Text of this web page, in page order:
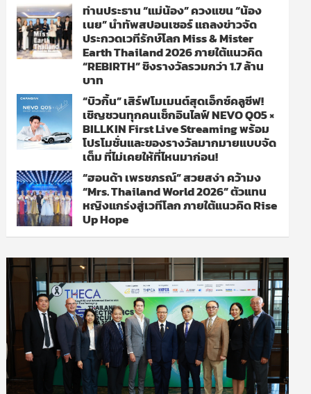
ท่านประธาน “แม่น้อง” ควงแขน “น้อง
เนย” นำทัพสปอนเซอร์ แถลงข่าวจัด
ประกวดเวทีรักษ์โลก Miss & Mister
Earth Thailand 2026 ภายใต้แนวคิด
“REBIRTH” ชิงรางวัลรวมกว่า 1.7 ล้าน
บาท
“บิวกิ้น” เสิร์ฟโมเมนต์สุดเอ็กซ์คลูซีฟ!
เชิญชวนทุกคนเช็กอินไลฟ์ NEVO Q05 ×
BILLKIN First Live Streaming พร้อม
โปรโมชั่นและของรางวัลมากมายแบบจัด
เต็ม ที่ไม่เคยให้ที่ไหนมาก่อน!
“ฮอนด้า เพรชภรณ์” สวยสง่า คว้ามง
“Mrs. Thailand World 2026” ตัวแทน
หญิงแกร่งสู่เวทีโลก ภายใต้แนวคิด Rise
Up Hope